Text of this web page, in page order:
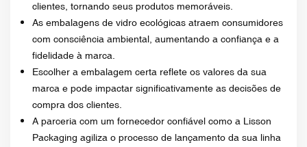
clientes, tornando seus produtos memoráveis.
As embalagens de vidro ecológicas atraem consumidores
com consciência ambiental, aumentando a confiança e a
fidelidade à marca.
Escolher a embalagem certa reflete os valores da sua
marca e pode impactar significativamente as decisões de
compra dos clientes.
A parceria com um fornecedor confiável como a Lisson
Packaging agiliza o processo de lançamento da sua linha